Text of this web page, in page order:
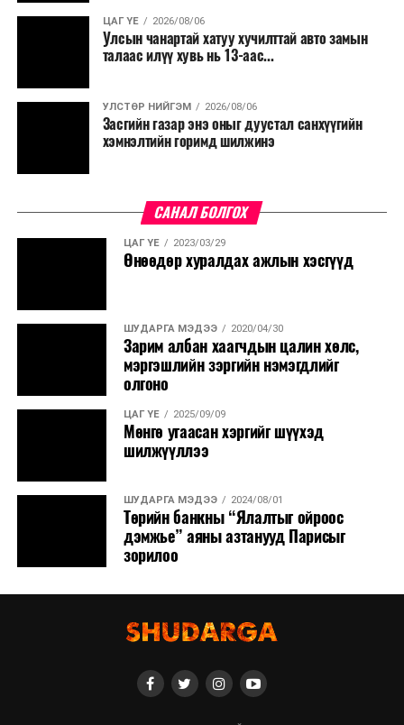
ЦАГ ҮЕ 2026/08/06
Улсын чанартай хатуу хучилттай авто замын
талаас илүү хувь нь 13-аас...
УЛСТӨР НИЙГЭМ 2026/08/06
Засгийн газар энэ оныг дуустал санхүүгийн
хэмнэлтийн горимд шилжинэ
САНАЛ БОЛГОХ
ЦАГ ҮЕ 2023/03/29
Өнөөдөр хуралдах ажлын хэсгүүд
ШУДАРГА МЭДЭЭ 2020/04/30
Зарим албан хаагчдын цалин хөлс,
мэргэшлийн зэргийн нэмэгдлийг
олгоно
ЦАГ ҮЕ 2025/09/09
Мөнгө угаасан хэргийг шүүхэд
шилжүүллээ
ШУДАРГА МЭДЭЭ 2024/08/01
Төрийн банкны “Ялалтыг ойроос
дэмжье” аяны азтанууд Парисыг
зорилоо